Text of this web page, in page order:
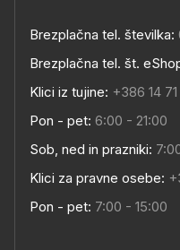
Brezplačna tel. številka:
Brezplačna tel. št.
Klici iz tujine: +386 14
Pon - pet: 6:00 - 21:00
Sob, ned in prazniki:
Klici za pravne osebe:
Pon - pet: 7:00 - 15:00